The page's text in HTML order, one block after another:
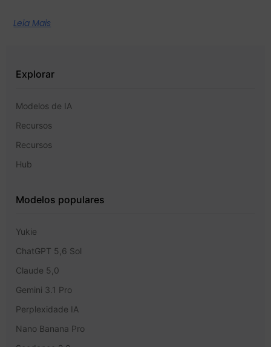
Leia Mais
Explorar
Modelos de IA
Recursos
Recursos
Hub
Modelos populares
Yukie
ChatGPT 5,6 Sol
Claude 5,0
Gemini 3.1 Pro
Perplexidade IA
Nano Banana Pro